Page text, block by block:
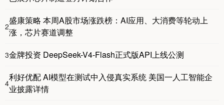
2
盛康策略 本周A股市场涨跌榜：AI应用、大消费等轮动上
涨，芯片赛道调整
3金牌投资 DeepSeek-V4-Flash正式版API上线公测
4
利好优配 AI模型在测试中入侵真实系统 美国一人工智能企
业披露详情